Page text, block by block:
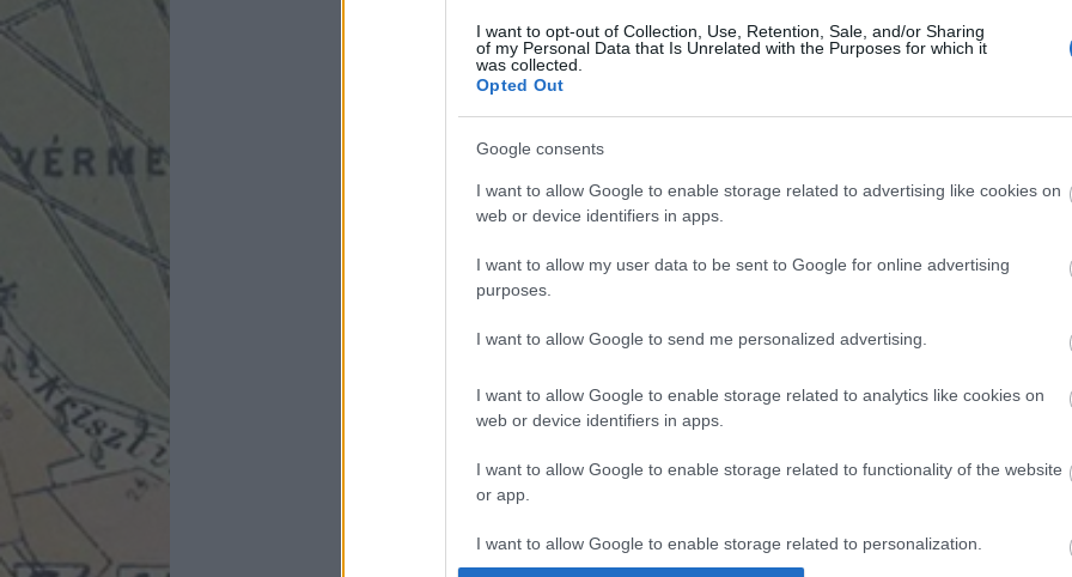
I want to opt-out of Collection, Use, Retention, Sale, and/or Sharing
of my Personal Data that Is Unrelated with the Purposes for which it
was collected.
Opted Out
Google consents
I want to allow Google to enable storage related to advertising like cookies on
web or device identifiers in apps.
I want to allow my user data to be sent to Google for online advertising
purposes.
I want to allow Google to send me personalized advertising.
I want to allow Google to enable storage related to analytics like cookies on
web or device identifiers in apps.
I want to allow Google to enable storage related to functionality of the website
or app.
I want to allow Google to enable storage related to personalization.
is
A
A
A
A
A